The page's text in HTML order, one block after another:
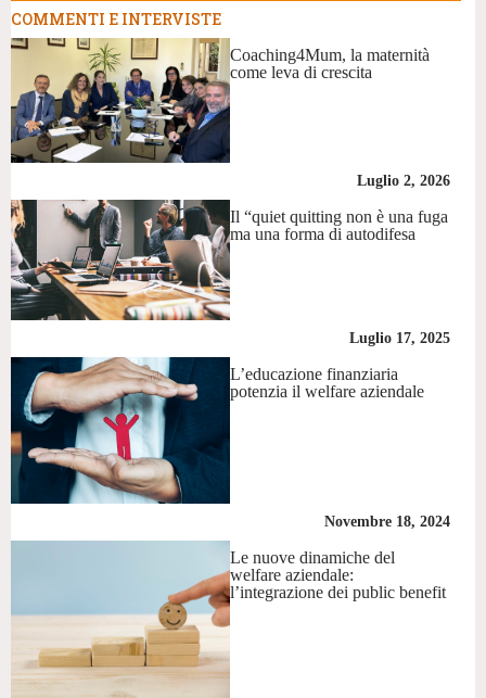
COMMENTI E INTERVISTE
Coaching4Mum, la maternità
come leva di crescita
Luglio 2, 2026
Il “quiet quitting non è una fuga
ma una forma di autodifesa
Luglio 17, 2025
L’educazione finanziaria
potenzia il welfare aziendale
Novembre 18, 2024
Le nuove dinamiche del
welfare aziendale:
l’integrazione dei public benefit